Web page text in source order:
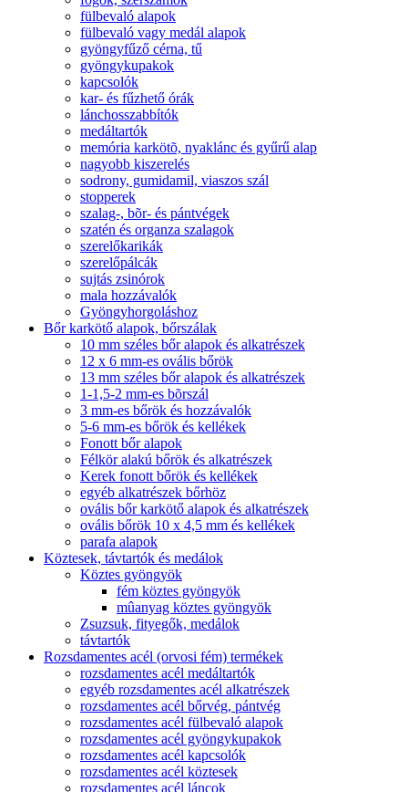
fülbevaló alapok
fülbevaló vagy medál alapok
gyöngyfűző cérna, tű
gyöngykupakok
kapcsolók
kar- és fűzhető órák
lánchosszabbítók
medáltartók
memória karkötõ, nyaklánc és gyűrű alap
nagyobb kiszerelés
sodrony, gumidamil, viaszos szál
stopperek
szalag-, bõr- és pántvégek
szatén és organza szalagok
szerelőkarikák
szerelőpálcák
sujtás zsinórok
mala hozzávalók
Gyöngyhorgoláshoz
Bőr karkötő alapok, bőrszálak
10 mm széles bőr alapok és alkatrészek
12 x 6 mm-es ovális bőrök
13 mm széles bőr alapok és alkatrészek
1-1,5-2 mm-es bõrszál
3 mm-es bőrök és hozzávalók
5-6 mm-es bőrök és kellékek
Fonott bőr alapok
Félkör alakú bőrök és alkatrészek
Kerek fonott bőrök és kellékek
egyéb alkatrészek bőrhöz
ovális bőr karkötő alapok és alkatrészek
ovális bőrök 10 x 4,5 mm és kellékek
parafa alapok
Köztesek, távtartók és medálok
Köztes gyöngyök
fém köztes gyöngyök
mûanyag köztes gyöngyök
Zsuzsuk, fityegők, medálok
távtartók
Rozsdamentes acél (orvosi fém) termékek
rozsdamentes acél medáltartók
egyéb rozsdamentes acél alkatrészek
rozsdamentes acél bőrvég, pántvég
rozsdamentes acél fülbevaló alapok
rozsdamentes acél gyöngykupakok
rozsdamentes acél kapcsolók
rozsdamentes acél köztesek
rozsdamentes acél láncok